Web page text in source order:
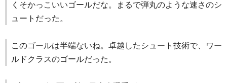
くそかっこいいゴールだな。まるで弾丸のような速さのシ
ュートだった。
このゴールは半端ないね。卓越したシュート技術で、ワー
ルドクラスのゴールだった。